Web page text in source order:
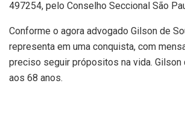
497254, pelo Conselho Seccional São
Conforme o agora advogado Gilson de
representa em uma conquista, com
preciso seguir própositos na vida. Gilson
aos 68 anos.